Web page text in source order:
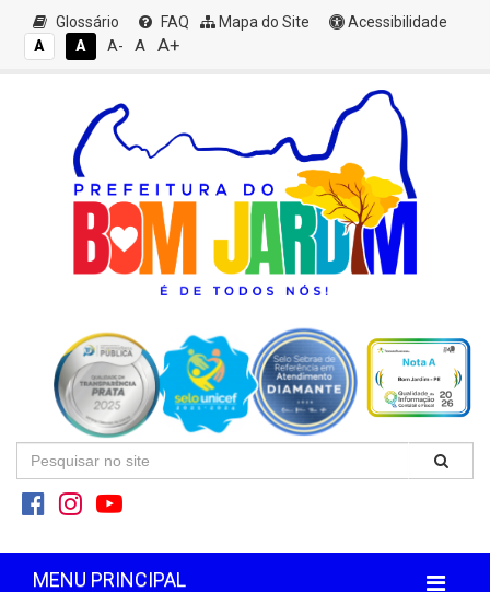
Glossário FAQ Mapa do Site
Acessibilidade
A
A A- A A+
MENU PRINCIPAL